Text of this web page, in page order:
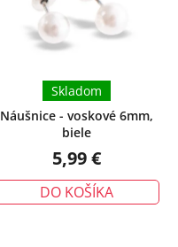
Náušnice - voskové 6mm,
biele
Skladom
5,99 €
DO KOŠÍKA